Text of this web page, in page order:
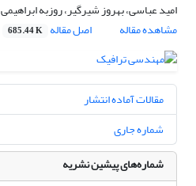
امید عباسی، بهروز شیرگیر، روزبه
مشاهده مقاله
اصل مقاله 685.44 K
مقالات آماده انتشار
شماره جاری
شماره‌های پیشین نشریه